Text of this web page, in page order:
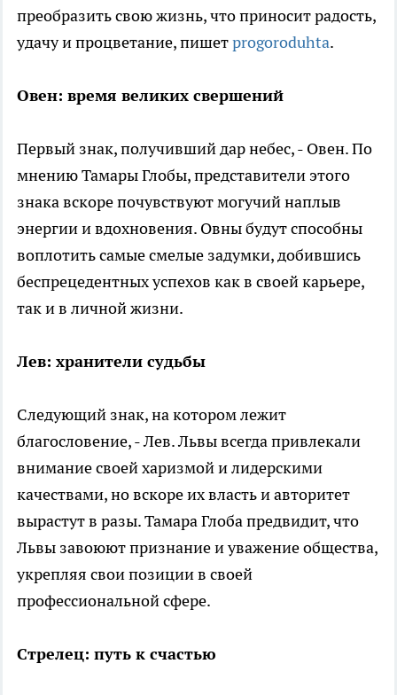
преобразить свою жизнь, что приносит радость,
удачу и процветание, пишетprogoroduhta.
Овен: время великих свершений
Первый знак, получивший дар небес, - Овен. По
мнению Тамары Глобы, представители этого
знака вскоре почувствуют могучий наплыв
энергии и вдохновения. Овны будут способны
воплотить самые смелые задумки, добившись
беспрецедентных успехов как в своей карьере,
так и в личной жизни.
Лев: хранители судьбы
Следующий знак, на котором лежит
благословение, - Лев. Львы всегда привлекали
внимание своей харизмой и лидерскими
качествами, но вскоре их власть и авторитет
вырастут в разы. Тамара Глоба предвидит, что
Львы завоюют признание и уважение общества,
укрепляя свои позиции в своей
профессиональной сфере.
Стрелец: путь к счастью